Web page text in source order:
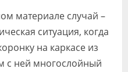
материале случай –
ситуация, когда
на каркасе из
с ней многослойный